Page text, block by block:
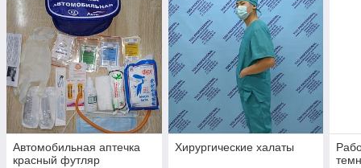
Автомобильная аптечка
красный футляр
Хирургические халаты